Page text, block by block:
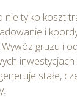
tylko w
wybranie opcji
nie tylko koszt
i
gruzu i
inwestycjach
stałe,